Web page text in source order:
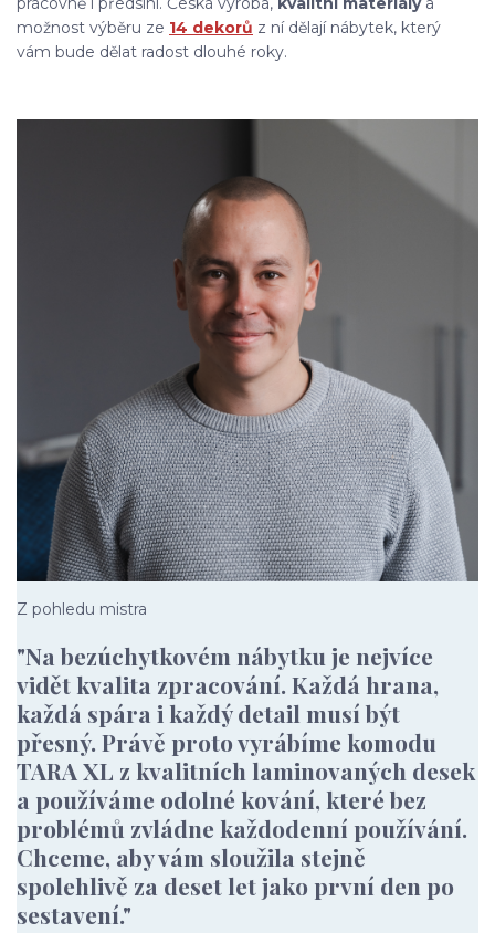
možnost výběru ze 14 dekorů z ní dělají nábytek, který
vám bude dělat radost dlouhé roky.
Z pohledu mistra
"Na bezúchytkovém nábytku je nejvíce
vidět kvalita zpracování. Každá hrana,
každá spára i každý detail musí být
přesný. Právě proto vyrábíme komodu
TARA XL z kvalitních laminovaných desek
a používáme odolné kování, které bez
problémů zvládne každodenní používání.
Chceme, aby vám sloužila stejně
spolehlivě za deset let jako první den po
sestavení."